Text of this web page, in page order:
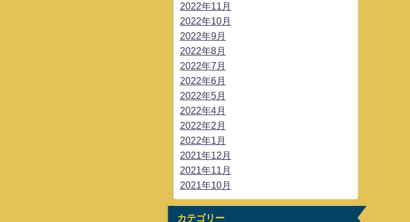
2022年11月
2022年10月
2022年9月
2022年8月
2022年7月
2022年6月
2022年5月
2022年4月
2022年2月
2022年1月
2021年12月
2021年11月
2021年10月
カテゴリー